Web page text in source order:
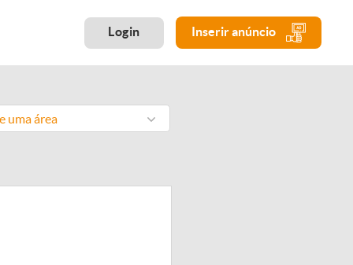
Login Inserir anúncio
uma área